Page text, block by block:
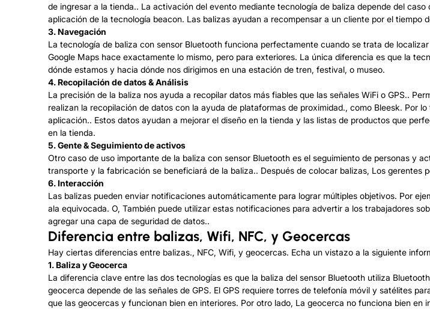
de ingresar a la tienda.. La activación del evento mediante tecnología de baliza depende del
aplicación de la tecnología beacon. Las balizas ayudan a recompensar a un cliente por el tiempo
3. Navegación
La tecnología de baliza con sensor Bluetooth funciona perfectamente cuando se trata de
Google Maps hace exactamente lo mismo, pero para exteriores. La única diferencia es que la
dónde estamos y hacia dónde nos dirigimos en una estación de tren, festival, o museo.
4. Recopilación de datos & Análisis
La precisión de la baliza nos ayuda a recopilar datos más fiables que las señales WiFi o GPS..
realizan la recopilación de datos con la ayuda de plataformas de proximidad., como Bleesk. Por
aplicación.. Estos datos ayudan a mejorar el diseño en la tienda y las listas de productos que
en la tienda.
5. Gente & Seguimiento de activos
Otro caso de uso importante de la baliza con sensor Bluetooth es el seguimiento de personas y
transporte y la fabricación se beneficiará de la baliza.. Después de colocar balizas, Los
6. Interacción
Las balizas pueden enviar notificaciones automáticamente para lograr múltiples objetivos. Por
ala equivocada. O, También puede utilizar estas notificaciones para advertir a los trabajadores
agregar una capa de seguridad de datos..
Diferencia entre balizas, Wifi, NFC, y Geocercas
Hay ciertas diferencias entre balizas., NFC, Wifi, y geocercas. Echa un vistazo a la siguiente
1. Baliza y Geocerca
La diferencia clave entre las dos tecnologías es que la baliza del sensor Bluetooth utiliza
geocerca depende de las señales de GPS. El GPS requiere torres de telefonía móvil y satélites
que las geocercas y funcionan bien en interiores. Por otro lado, La geocerca no funciona bien en